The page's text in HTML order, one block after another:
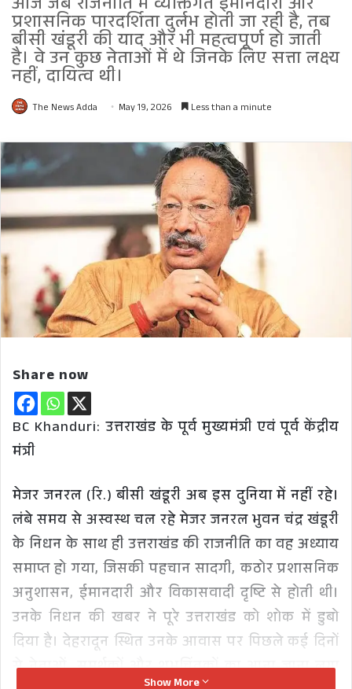
आज जब राजनीति में व्यक्तिगत ईमानदारी और
प्रशासनिक पारदर्शिता दुर्लभ होती जा रही है, तब
बीसी खंडूरी की याद और भी महत्वपूर्ण हो जाती
है। वे उन कुछ नेताओं में थे जिनके लिए सत्ता लक्ष्य
नहीं, दायित्व थी।
The News Adda May 19, 2026 Less than a minute
Share now
BC Khanduri: उत्तराखंड के पूर्व मुख्यमंत्री एवं पूर्व केंद्रीय
मंत्री
मेजर जनरल (रि.) बीसी खंडूरी अब इस दुनिया में नहीं रहे।
लंबे समय से अस्वस्थ चल रहे मेजर जनरल भुवन चंद्र खंडूरी
के निधन के साथ ही उत्तराखंड की राजनीति का वह अध्याय
समाप्त हो गया, जिसकी पहचान सादगी, कठोर प्रशासनिक
अनुशासन, ईमानदारी और विकासवादी दृष्टि से होती थी।
उनके निधन की खबर ने पूरे उत्तराखंड को शोक में डुबो
दिया है। देहरादून स्थित उनके आवास पर पिछले कई दिनों
से नेताओं, समर्थकों और शुभचिंतकों का आना-जाना लगा
Show More